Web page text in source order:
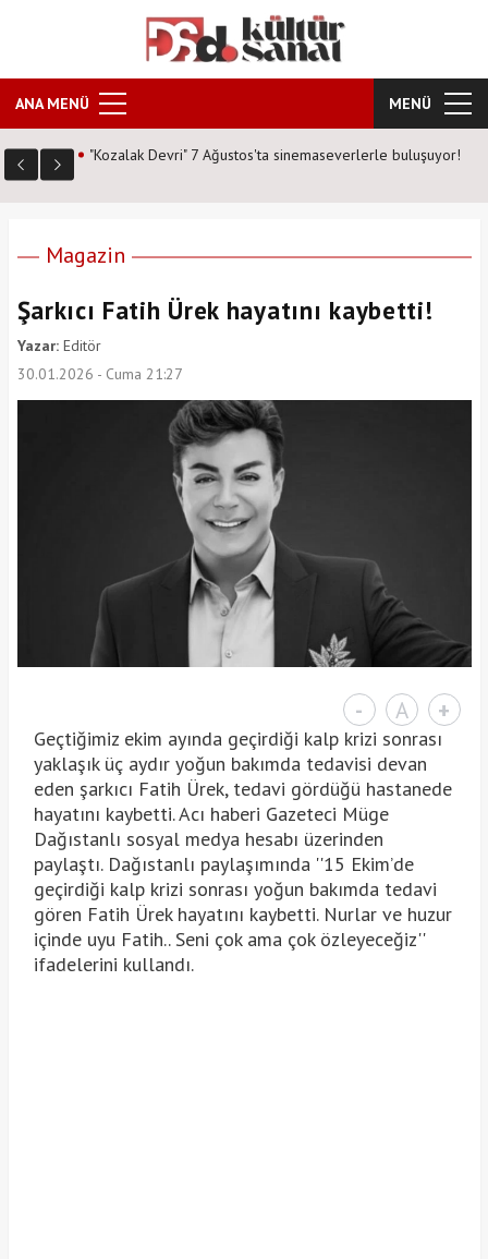
ANA MENÜ MENÜ
Masterchef şampiyonu Eren Kaşıkçı kimdir? işte "Kızıl
Magazin
Şarkıcı Fatih Ürek hayatını kaybetti!
Yazar:Editör
30.01.2026 - Cuma 21:27
- A +
Geçtiğimiz ekim ayında geçirdiği kalp krizi sonrası
yaklaşık üç aydır yoğun bakımda tedavisi devan
eden şarkıcı Fatih Ürek, tedavi gördüğü hastanede
hayatını kaybetti. Acı haberi Gazeteci Müge
Dağıstanlı sosyal medya hesabı üzerinden
paylaştı. Dağıstanlı paylaşımında ''15 Ekim’de
geçirdiği kalp krizi sonrası yoğun bakımda tedavi
gören Fatih Ürek hayatını kaybetti. Nurlar ve huzur
içinde uyu Fatih.. Seni çok ama çok özleyeceğiz''
ifadelerini kullandı.